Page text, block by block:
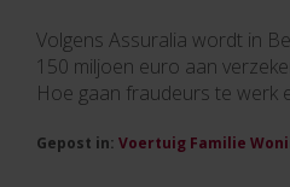
Volgens Assuralia wordt in
150 miljoen euro aan
Hoe gaan fraudeurs te werk
Gepost in: Voertuig Familie